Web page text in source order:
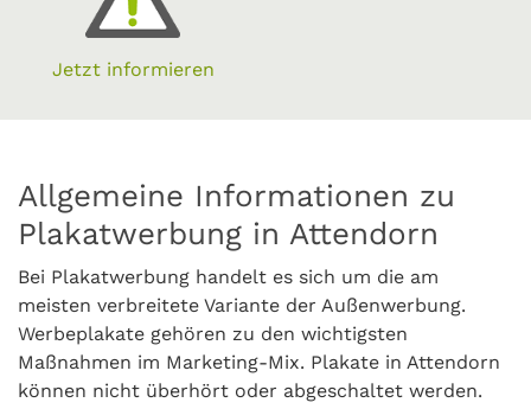
Jetzt informieren
Allgemeine Informationen zu
Plakatwerbung in Attendorn
Bei Plakatwerbung handelt es sich um die am
meisten verbreitete Variante der Außenwerbung.
Werbeplakate gehören zu den wichtigsten
Maßnahmen im Marketing-Mix. Plakate in Attendorn
können nicht überhört oder abgeschaltet werden.